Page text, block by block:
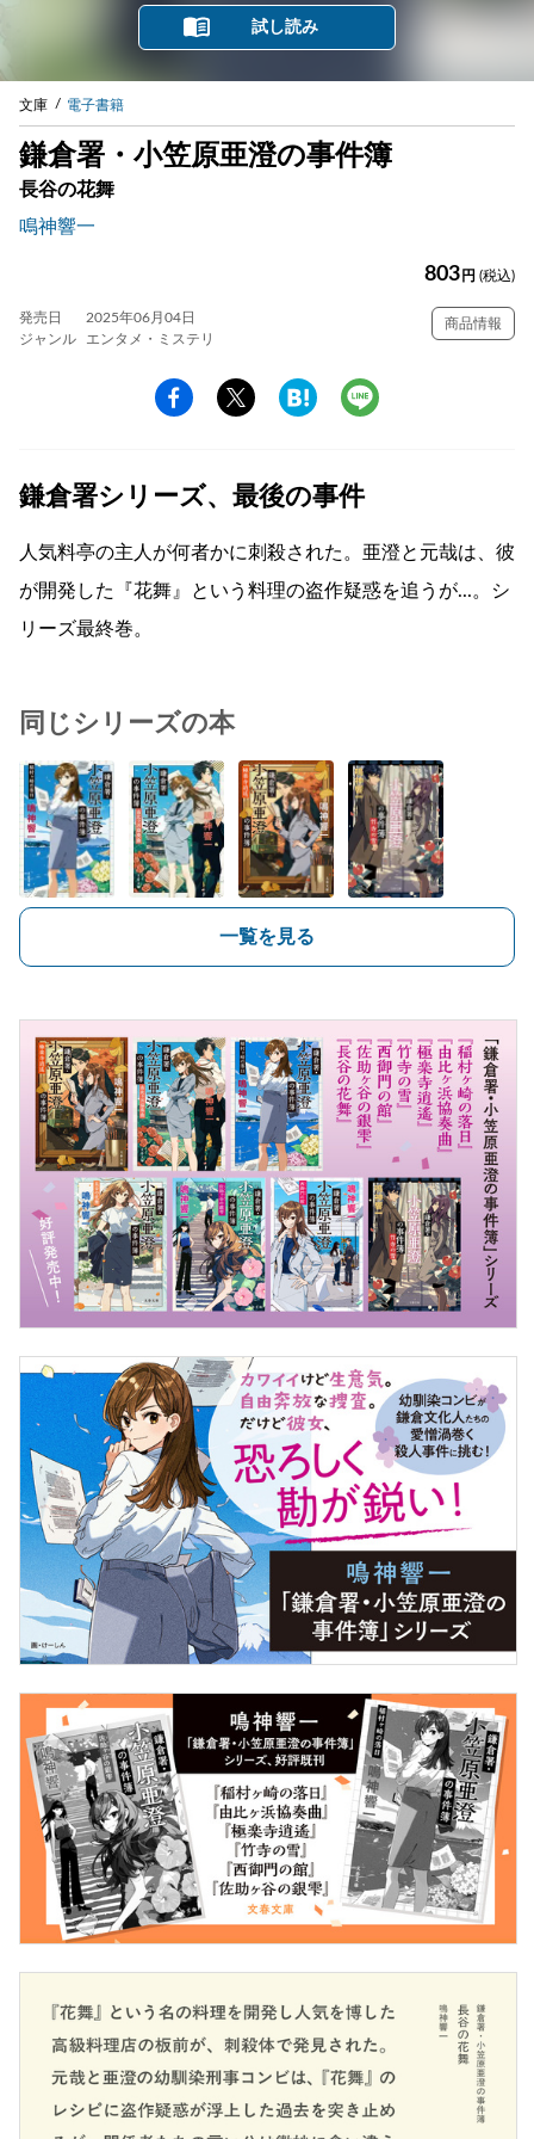
試し読み
文庫 電子書籍
鎌倉署・小笠原亜澄の事件簿
長谷の花舞
鳴神響一
803 円 (税込)
発売日
2025年06月04日
ジャンル
エンタメ・ミステリ
商品情報
鎌倉署シリーズ、最後の事件
人気料亭の主人が何者かに刺殺された。亜澄と元哉は、彼
が開発した『花舞』という料理の盗作疑惑を追うが...。シ
リーズ最終巻。
同じシリーズの本
一覧を見る